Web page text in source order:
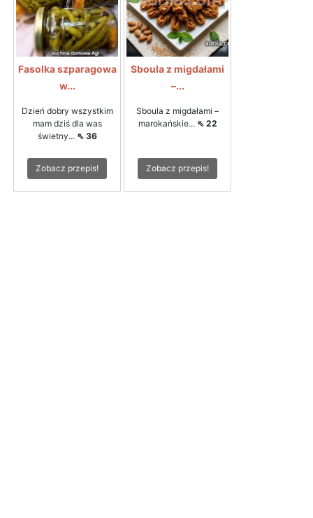
Fasolka szparagowa
w...
Dzień dobry wszystkim
mam dziś dla was
świetny... ⇖ 36
Zobacz przepis!
Sboula z migdałami
–...
Sboula z migdałami –
marokańskie... ⇖ 22
Zobacz przepis!